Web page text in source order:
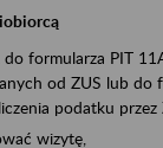
do formularza PIT
od ZUS lub do
podatku przez
wizytę,